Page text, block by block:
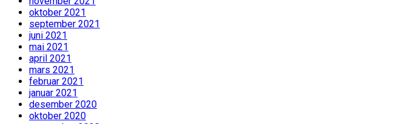
oktober 2021
september 2021
juni 2021
mai 2021
april 2021
mars 2021
februar 2021
januar 2021
desember 2020
oktober 2020